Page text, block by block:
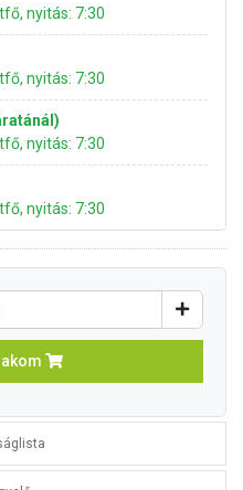
nyitás: 7:30
nyitás: 7:30
nyitás: 7:30
nyitás: 7:30